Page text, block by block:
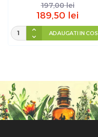
197,00 lei
189,50 lei
ADAUGATI IN COS